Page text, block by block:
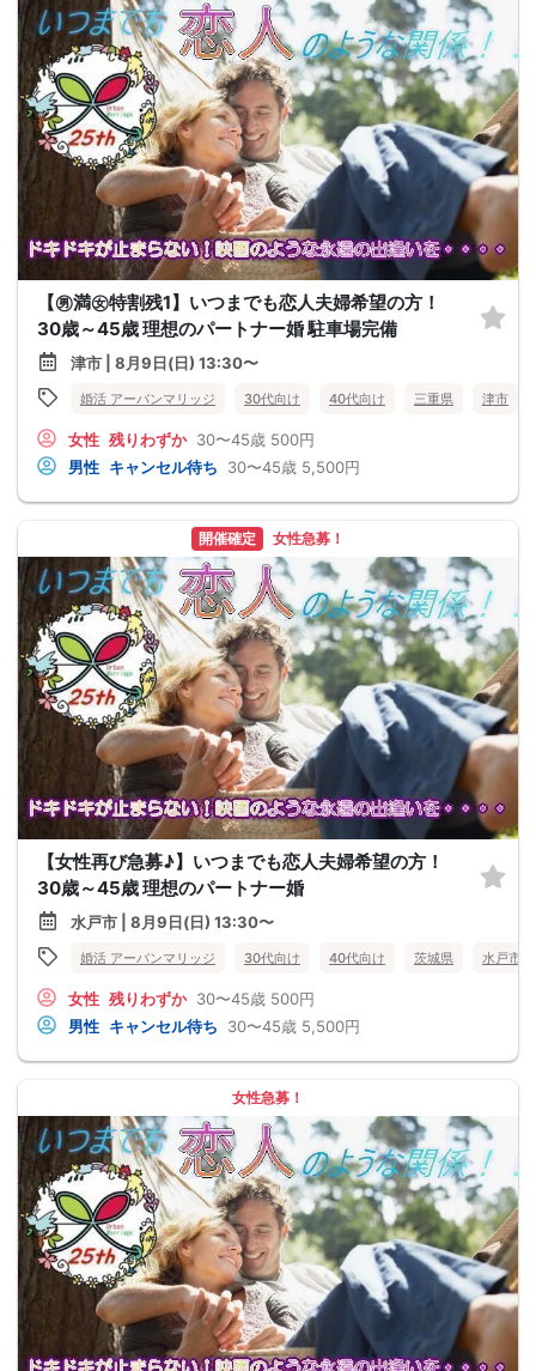
【㊚満㊛特割残1】いつまでも恋人夫婦希望の方！
30歳～45歳 理想のパートナー婚 駐車場完備
津市 | 8月9日(日) 13:30〜
婚活 アーバンマリッジ 30代向け 40代向け 三重県 津市
女性 残りわずか 30〜45歳 500円
男性 キャンセル待ち 30〜45歳 5,500円
開催確定 女性急募！
【女性再び急募♪】いつまでも恋人夫婦希望の方！
30歳～45歳 理想のパートナー婚
水戸市 | 8月9日(日) 13:30〜
婚活 アーバンマリッジ 30代向け 40代向け 茨城県 水戸市
女性 残りわずか 30〜45歳 500円
男性 キャンセル待ち 30〜45歳 5,500円
女性急募！